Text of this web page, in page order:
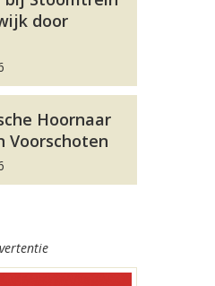
door
Hoornaar
Voorschoten